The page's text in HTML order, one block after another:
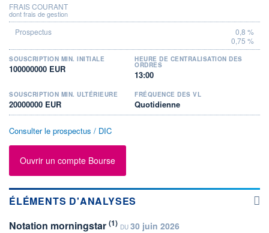
FRAIS COURANT
dont frais de gestion
0,8 %
0,75 %
SOUSCRIPTION MIN. INITIALE
100000000 EUR
HEURE DE CENTRALISATION DES
ORDRES
13:00
SOUSCRIPTION MIN. ULTÉRIEURE
20000000 EUR
FRÉQUENCE DES VL
Quotidienne
Consulter le prospectus / DIC
Ouvrir un compte Bourse
ÉLÉMENTS D'ANALYSES
Notation morningstar (1) DU 30 juin 2026